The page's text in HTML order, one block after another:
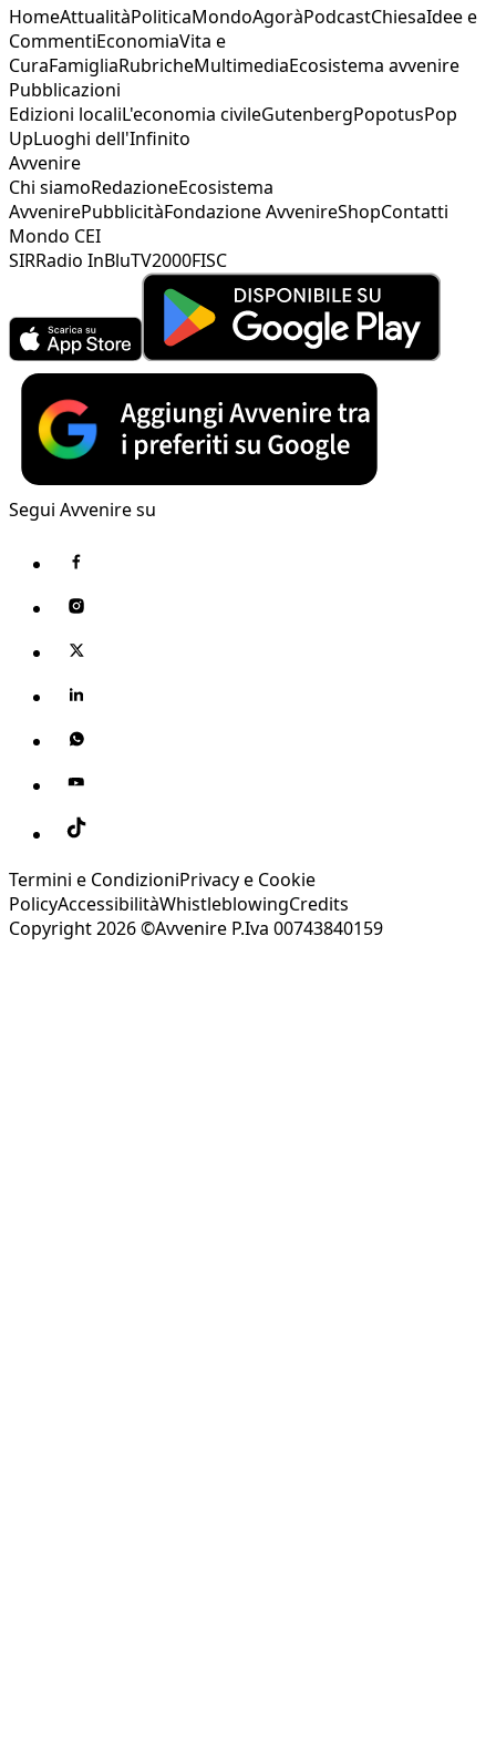
HomeAttualitàPoliticaMondoAgoràPodcastChiesaIdee e
CommentiEconomiaVita e
CuraFamigliaRubricheMultimediaEcosistema avvenire
Pubblicazioni
Edizioni localiL'economia civileGutenbergPopotusPop
UpLuoghi dell'Infinito
Avvenire
Chi siamoRedazioneEcosistema
AvvenirePubblicitàFondazione AvvenireShopContatti
Mondo CEI
SIRRadio InBluTV2000FISC
Segui Avvenire su
Termini e CondizioniPrivacy e Cookie
PolicyAccessibilitàWhistleblowingCredits
Copyright 2026 ©Avvenire P.Iva 00743840159